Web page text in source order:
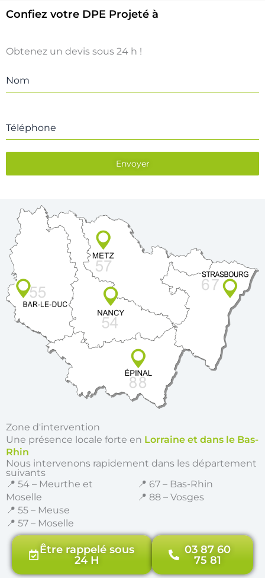
Confiez votre DPE Projeté à
Obtenez un devis sous 24 h !
Nom
Téléphone
Envoyer
Zone d'intervention
Une présence locale forte en Lorraine et dans le Bas-
Rhin
Nous intervenons rapidement dans les département
suivants
📍 54 – Meurthe et
Moselle
📍 55 – Meuse
📍 57 – Moselle
📍 67 – Bas-Rhin
📍 88 – Vosges
Être rappelé sous
24 H
03 87 60
75 81